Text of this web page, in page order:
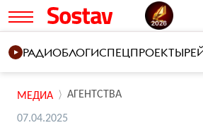
РАДИОБЛОГИСПЕЦПРОЕКТЫ
МЕДИА АГЕНТСТВА
07.04.2025